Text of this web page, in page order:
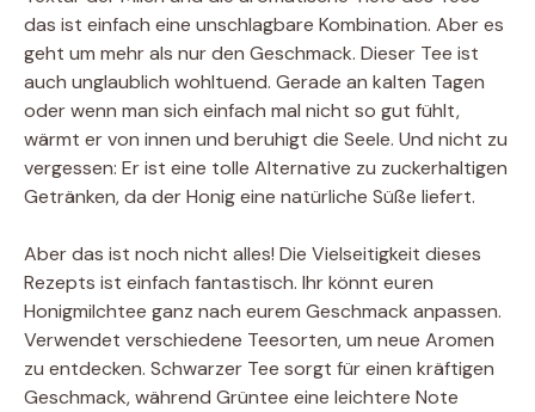
das ist einfach eine unschlagbare Kombination. Aber es
geht um mehr als nur den Geschmack. Dieser Tee ist
auch unglaublich wohltuend. Gerade an kalten Tagen
oder wenn man sich einfach mal nicht so gut fühlt,
wärmt er von innen und beruhigt die Seele. Und nicht zu
vergessen: Er ist eine tolle Alternative zu zuckerhaltigen
Getränken, da der Honig eine natürliche Süße liefert.
Aber das ist noch nicht alles! Die Vielseitigkeit dieses
Rezepts ist einfach fantastisch. Ihr könnt euren
Honigmilchtee ganz nach eurem Geschmack anpassen.
Verwendet verschiedene Teesorten, um neue Aromen
zu entdecken. Schwarzer Tee sorgt für einen kräftigen
Geschmack, während Grüntee eine leichtere Note